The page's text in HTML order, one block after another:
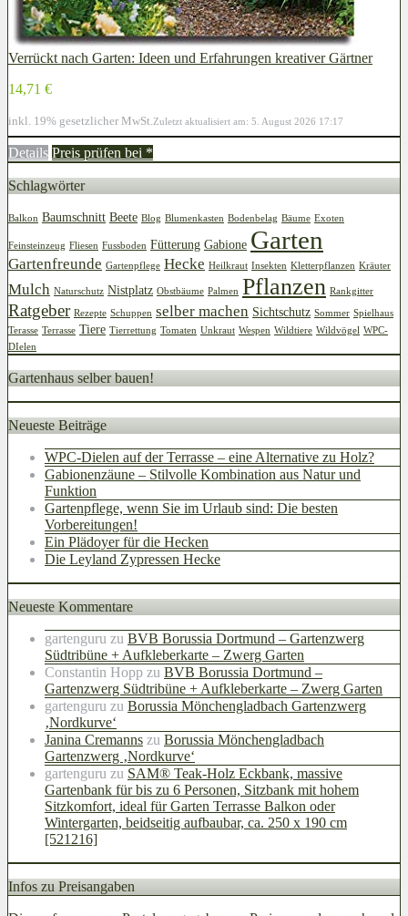
Verrückt nach Garten: Ideen und Erfahrungen kreativer Gärtner
14,71 €
inkl. 19% gesetzlicher MwSt. Zuletzt aktualisiert am: 5. August 2026 17:17
Details Preis prüfen bei *
Schlagwörter
Balkon Baumschnitt Beete Blog Blumenkasten Bodenbelag Bäume Exoten
Feinsteinzeug Fliesen Fussboden Fütterung Gabione Garten
Gartenfreunde Gartenpflege Hecke Heilkraut Insekten Kletterpflanzen Kräuter
Mulch Naturschutz Nistplatz Obstbäume Palmen Pflanzen Rankgitter
Ratgeber Rezepte Schuppen selber machen Sichtschutz Sommer Spielhaus
Terasse Terrasse Tiere Tierrettung Tomaten Unkraut Wespen Wildtiere Wildvögel WPC-
DIelen
Gartenhaus selber bauen!
Neueste Beiträge
WPC-Dielen auf der Terrasse – eine Alternative zu Holz?
Gabionenzäune – Stilvolle Kombination aus Natur und
Funktion
Gartenpflege, wenn Sie im Urlaub sind: Die besten
Vorbereitungen!
Ein Plädoyer für die Hecken
Die Leyland Zypressen Hecke
Neueste Kommentare
gartenguru zu BVB Borussia Dortmund – Gartenzwerg
Südtribüne + Aufkleberkarte – Zwerg Garten
Constantin Hopp zu BVB Borussia Dortmund –
Gartenzwerg Südtribüne + Aufkleberkarte – Zwerg Garten
gartenguru zu Borussia Mönchengladbach Gartenzwerg
‚Nordkurve‘
Janina Cremanns zu Borussia Mönchengladbach
Gartenzwerg ‚Nordkurve‘
gartenguru zu SAM® Teak-Holz Eckbank, massive
Gartenbank für bis zu 6 Personen, Sitzbank mit hohem
Sitzkomfort, ideal für Garten Terrasse Balkon oder
Wintergarten, beidseitig aufbaubar, ca. 250 x 190 cm
[521216]
Infos zu Preisangaben